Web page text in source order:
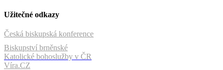
Užitečné odkazy
Česká biskupská konference
Biskupství brněnské
Katolické bohoslužby v ČR
Víra.CZ